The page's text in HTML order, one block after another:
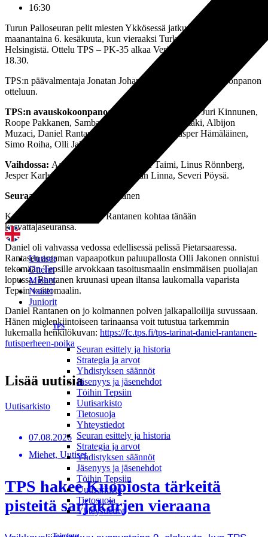
Uutiset
Ottelut
Miehet
Naiset
Juniorit
TPS
Seuran esittely ja historia
Strategia ja arvot
Yhdistyksen säännöt
Jäsenyys ja jäsenehdot
Töihin Tepsiin
Uutisarkisto
Tietosuoja
Yhteystiedot
Seuran esittely ja historia
Strategia ja arvot
Yhdistyksen säännöt
Jäsenyys ja jäsenehdot
Töihin Tepsiin
Uutisarkisto
Tietosuoja
Yhteystiedot
Toiminta
16:30
Turun Palloseuran pelit miesten Ykkösessä jatkuvat tänään
maanantaina 6. kesäkuuta, kun vieraaksi Turkuun saapuu PK-35
Helsingistä. Ottelu TPS – PK-35 alkaa Veritas Stadionilla kello
18.30.
TPS:n päävalmentaja Jonatan Johansson on nimennyt kokoonpanon
otteluun.
TPS:n avauskokoonpano:
Jere Koponen (mv, C), Juri Kinnunen,
Roope Pakkanen, Samba Benga, Joonas Lakkamäki, Albijon
Muzaci, Daniel Rantanen, Anthony Annan, Kasper Hämäläinen,
Simo Roiha, Olli Jakonen.
Vaihdossa: Aati Marttinen (mv), Kalle Taimi, Linus Rönnberg,
Jesper Karlsson, Otto Ohvo, Christian Linna, Severi Pöysä.
Seuraa häntä:
#7 Daniel Rantanen
Keskikenttäpelaaja Daniel Rantanen kohtaa tänään
kasvattajaseuransa.
Daniel oli vahvassa vedossa edellisessä pelissä Pietarsaaressa.
Rantasen antaman vapaapotkun paluupallosta Olli Jakonen onnistui
tekemään Tepsille arvokkaan tasoitusmaalin ensimmäisen puoliajan
lopussa. Rantanen kruunasi upean iltansa laukomalla vaparista
Tepsin voittomaalin.
Daniel Rantanen on jo kolmannen polven jalkapalloilija suvussaan.
Hänen mielenkiintoiseen tarinaansa voit tutustua tarkemmin
lukemalla henkilökuvan: https://fc.tps.fi/tps-tarinat-daniel-rantanen-
futisperheen-poika
Lisää uutisia
Uutisarkisto
07.08.2026
Miehet, Uutiset
TPS hakee Kuopiosta tärkeitä
pisteitä sarjakärjen vieraana